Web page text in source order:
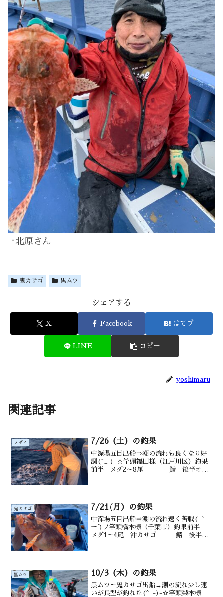
↑北原さん
鬼カサゴ 黒ムツ
シェアする
X Facebook はてブ
LINE コピー
yoshimaru
関連記事
メダイ 7/26（土）の釣果
中深場五目出船⇒潮の流れも良くなり好
調(^_-)-☆竿頭福田様（江戸川区）釣果
前半 メダ2～8尾 鯖 後半オニ2
鬼カサゴ 7/21(月）の釣果
中深場五目出船⇒潮の流れ速く苦戦( ｀
ー´)ノ竿頭橋本様（千葉市）釣果前半
メダ1～4尾 沖カサゴ 鯖 後半オ
黒ムツ 10/3（木）の釣果
黒ムツ～鬼カサゴ出船→潮の流れ少し速
いが良型が釣れた(^_-)-☆竿頭梨本様